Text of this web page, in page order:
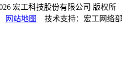
宏工科技股份有限公司 版权所
网站地图 技术支持：宏工网络部